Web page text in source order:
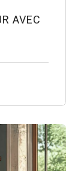
AVEC